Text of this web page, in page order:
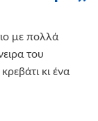
με πολλά
του
κι ένα